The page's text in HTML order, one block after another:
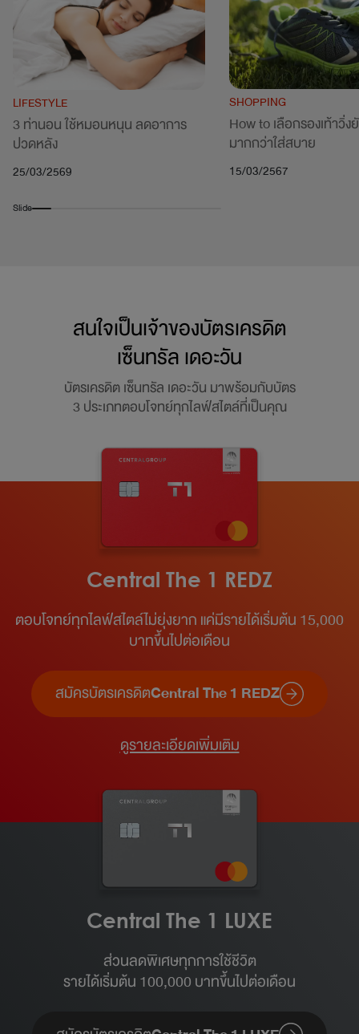
LIFESTYLE
3 ท่านอน ใช้หมอนหนุน ลดอาการ
ปวดหลัง
25/03/2569
SHOPPING
How to เลือกรองเท้าวิ่งยั
มากกว่าใส่สบาย
15/03/2567
Slide
สนใจเป็นเจ้าของบัตรเครดิต
เซ็นทรัล เดอะวัน
บัตรเครดิต เซ็นทรัล เดอะวัน มาพร้อมกับบัตร
3 ประเภทตอบโจทย์ทุกไลฟ์สไตล์ที่เป็นคุณ
Central The 1 REDZ
ตอบโจทย์ทุกไลฟ์สไตล์ไม่ยุ่งยาก แค่มีรายได้เริ่มต้น 15,000
บาทขึ้นไปต่อเดือน​
สมัครบัตรเครดิตCentral The 1 REDZ
ดูรายละเอียดเพิ่มเติม
Central The 1 LUXE
ส่วนลดพิเศษทุกการใช้ชีวิต
รายได้เริ่มต้น 100,000 บาทขึ้นไปต่อเดือน​